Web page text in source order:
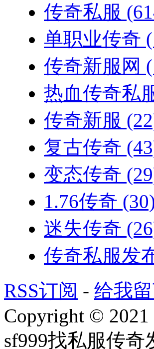
传奇私服
单职业传奇
传奇新服网
热血传奇私
传奇新服
复古传奇
变态传奇
1.76传奇
迷失传奇
传奇私服发
RSS订阅 - 给我
Copyright © 2021
sf999找私服传